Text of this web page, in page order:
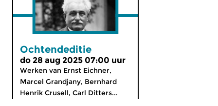
Ochtendeditie
do 28 aug 2025 07:00 uur
Werken van Ernst Eichner,
Marcel Grandjany, Bernhard
Henrik Crusell, Carl Ditters...